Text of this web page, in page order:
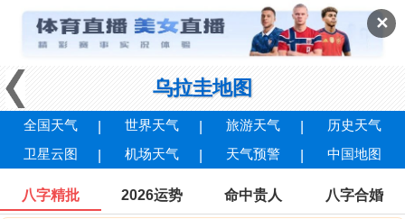
✕
乌拉圭地图
全国天气 世界天气 旅游天气
历史天气
卫星云图
机场天气 天气预警 中国地图
八字精批 2026运势 命中贵人 八字合婚